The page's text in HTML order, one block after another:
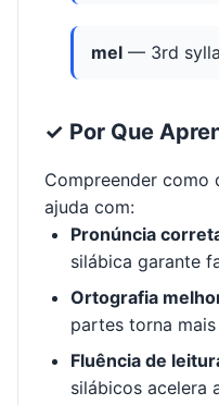
mel — 3rd
✓ Por Que
Compreender como
ajuda com:
Pronúncia
silábica garante
Ortografia
partes torna
Fluência de
silábicos acelera